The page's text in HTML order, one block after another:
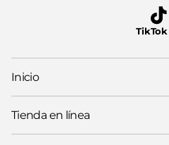
TikTok
Inicio
Tienda en línea